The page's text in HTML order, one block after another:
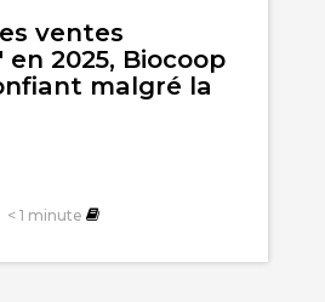
ventes
2025, Biocoop
malgré la
< 1 minute